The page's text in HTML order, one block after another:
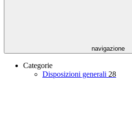
navigazione
Categorie
Disposizioni generali 28